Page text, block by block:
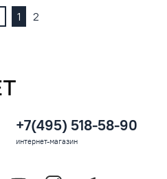
1 2
+7(495) 518-58-90
интернет-магазин